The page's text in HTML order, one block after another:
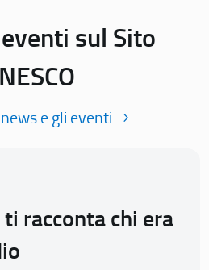
sul Sito
e gli eventi
ti racconta chi era